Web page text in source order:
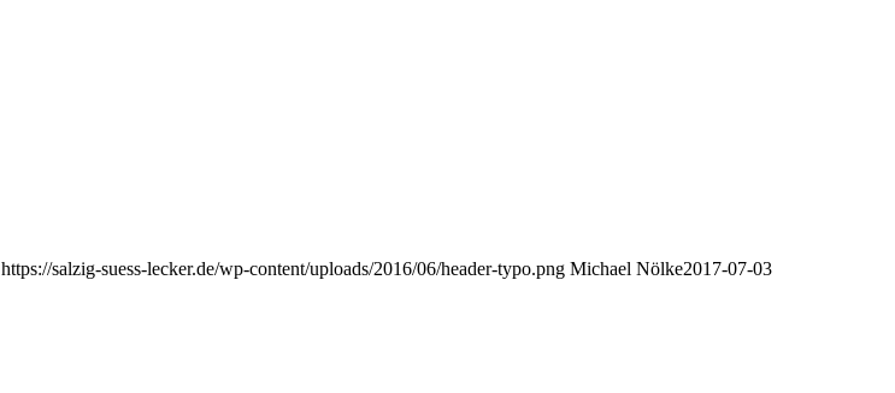
https://salzig-suess-lecker.de/wp-content/uploads/2016/06/header-typo.png Michael Nölke2017-07-03